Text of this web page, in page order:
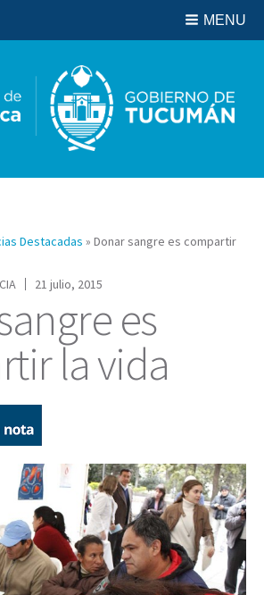
Biblioteca
MENU
Destacadas » Donar sangre es compartir
21 julio, 2015
es
la vida